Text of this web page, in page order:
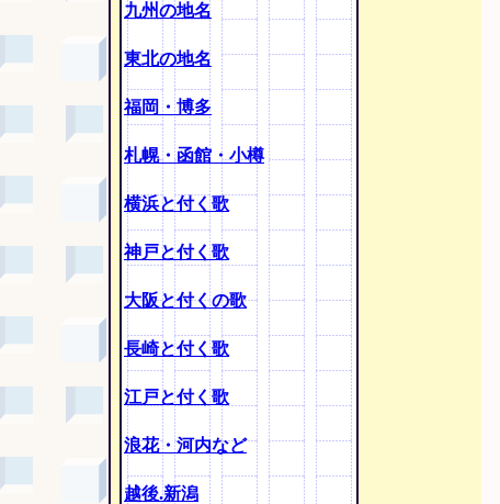
九州の地名
東北の地名
福岡・博多
札幌・函館・小樽
横浜と付く歌
神戸と付く歌
大阪と付くの歌
長崎と付く歌
江戸と付く歌
浪花・河内など
越後.新潟